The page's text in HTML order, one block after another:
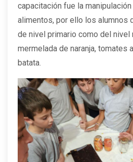
capacitación fue la
alimentos, por ello los alumnos
de nivel primario como del nivel
mermelada de naranja, tomates
batata.